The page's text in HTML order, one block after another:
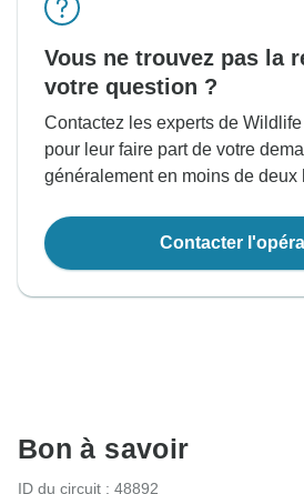
Vous ne trouvez pas la
votre question ?
Contactez les experts de
pour leur faire part de votre
généralement en moins de deux
Contacter
Bon à savoir
ID du circuit : 48892